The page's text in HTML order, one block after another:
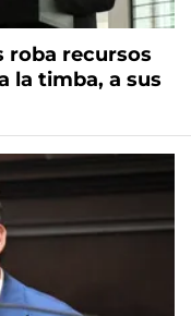
roba recursos
la timba, a sus